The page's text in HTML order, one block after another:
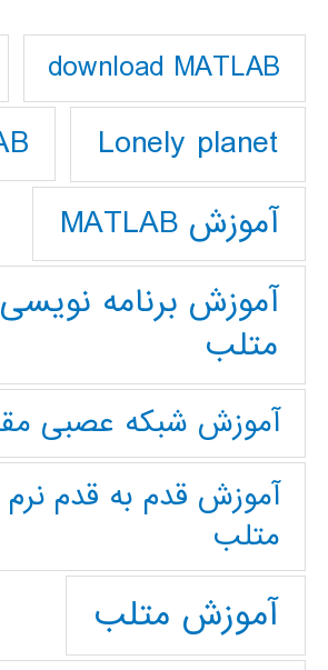
download MATLAB
Lonely planet
آموزش MATLAB
آموزش برنامه
متلب
آموزش شبکه عصبی
آموزش قدم به قدم نرم
متلب
آموزش متلب